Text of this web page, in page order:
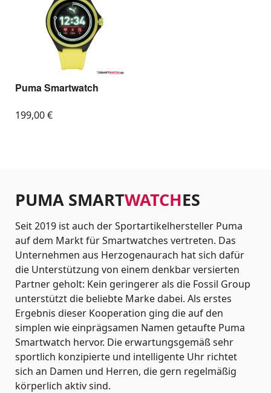
Puma Smartwatch
199,00€
PUMA SMARTWATCHES
Seit 2019 ist auch der Sportartikelhersteller Puma
auf dem Markt für Smartwatches vertreten. Das
Unternehmen aus Herzogenaurach hat sich dafür
die Unterstützung von einem denkbar versierten
Partner geholt: Kein geringerer als die Fossil Group
unterstützt die beliebte Marke dabei. Als erstes
Ergebnis dieser Kooperation ging die auf den
simplen wie einprägsamen Namen getaufte Puma
Smartwatch hervor. Die erwartungsgemäß sehr
sportlich konzipierte und intelligente Uhr richtet
sich an Damen und Herren, die gern regelmäßig
körperlich aktiv sind.